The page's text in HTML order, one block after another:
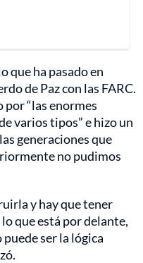
que ha pasado en
de Paz con las FARC.
“las enormes
varios tipos” e hizo un
generaciones que
no pudimos
y hay que tener
que está por delante,
ser la lógica